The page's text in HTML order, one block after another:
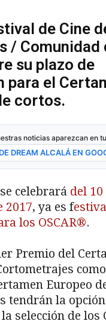
de Cine
/ Comunidad
su plazo de
para el
cortos.
noticias aparezcan en
DREAM ALCALÁ EN
celebrará del 10
2017, ya es f
los OSCAR®.
Premio del
Europeo
tendrán la
selección de los